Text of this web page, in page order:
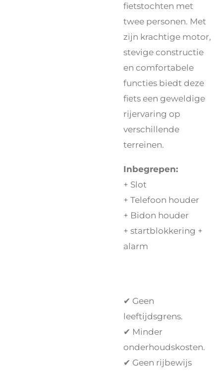
fietstochten met
twee personen. Met
zijn krachtige motor,
stevige constructie
en comfortabele
functies biedt deze
fiets een geweldige
rijervaring op
verschillende
terreinen.
Inbegrepen:
+ Slot
+ Telefoon houder
+ Bidon houder
+ startblokkering +
alarm
✔ Geen
leeftijdsgrens.
✔ Minder
onderhoudskosten.
✔ Geen rijbewijs